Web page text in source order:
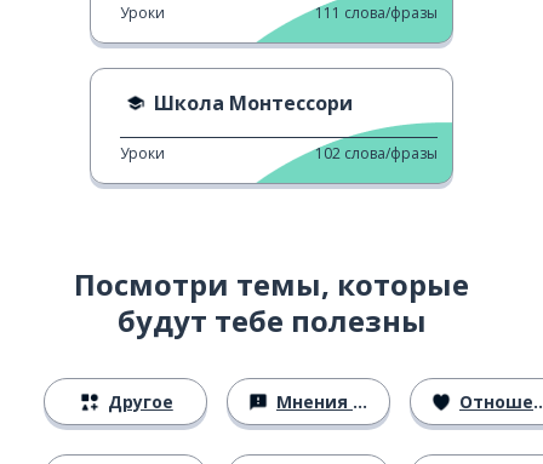
Уроки 111 слова/фразы
Школа Монтессори
Уроки 102 слова/фразы
Посмотри темы, которые
будут тебе полезны
Другое Мнения и убеждения Отношения